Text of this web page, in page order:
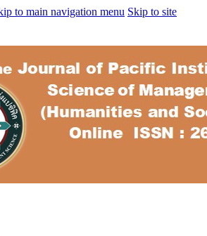
to main navigation menu Skip to site